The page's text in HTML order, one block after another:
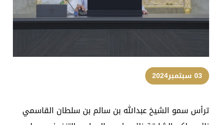
03 سبتمبر2024
ترأس سمو الشيخ عبدالله بن سالم بن سلطان القاسمي